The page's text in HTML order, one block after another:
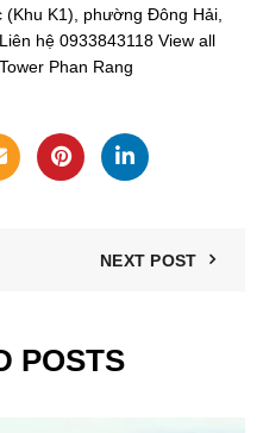
(Khu K1), phường Đông Hải,
hệ 0933843118 View all
Phan Rang
NEXT POST
POSTS